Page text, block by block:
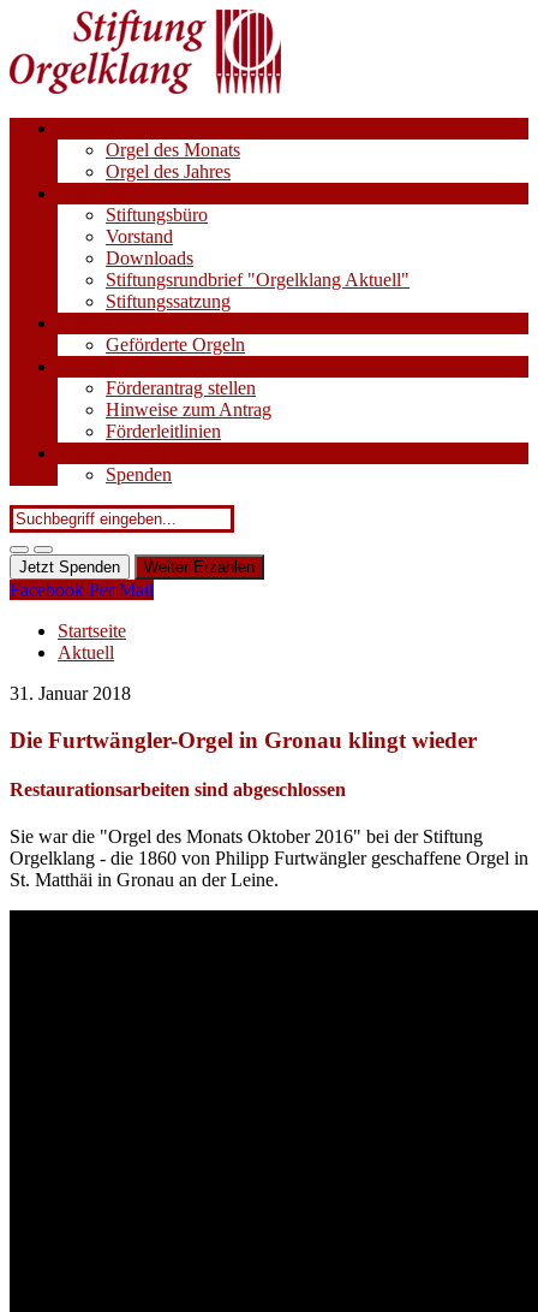
Orgel des Monats
Orgel des Jahres
Stiftungsbüro
Vorstand
Downloads
Stiftungsrundbrief "Orgelklang Aktuell"
Stiftungssatzung
Geförderte Orgeln
Förderantrag stellen
Hinweise zum Antrag
Förderleitlinien
Spenden
Jetzt Spenden Weiter Erzählen
Facebook Per Mail
Startseite
Aktuell
31. Januar 2018
Die Furtwängler-Orgel in Gronau klingt wieder
Restaurationsarbeiten sind abgeschlossen
Sie war die "Orgel des Monats Oktober 2016" bei der Stiftung
Orgelklang - die 1860 von Philipp Furtwängler geschaffene Orgel in
St. Matthäi in Gronau an der Leine.